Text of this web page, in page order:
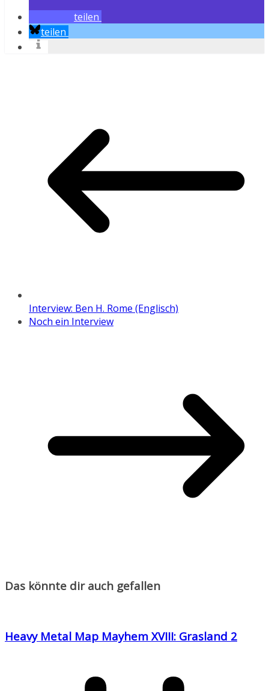
teilen
teilen
Interview: Ben H. Rome (Englisch)
Noch ein Interview
Das könnte dir auch gefallen
Heavy Metal Map Mayhem XVIII: Grasland 2